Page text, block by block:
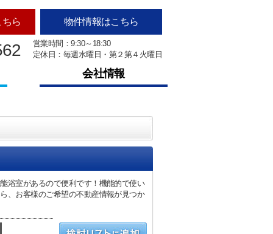
ら 物件情報はこちら
営業時間：9:30～18:30
定休日：毎週水曜日・第２第４火曜日
会社情報
浴室があるので便利です！機能的で使い
、お客様のご希望の不動産情報が見つか